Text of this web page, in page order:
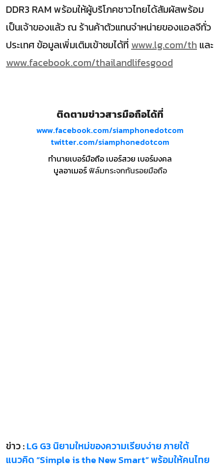
DDR3 RAM พร้อมให้ผู้บริโภคชาวไทยได้สัมผัสพร้อม
เป็นเจ้าของแล้ว ณ ร้านค้าตัวแทนจำหน่ายของแอลจีทั่ว
ประเทศ ข้อมูลเพิ่มเติมเข้าชมได้ที่www.lg.com/th และ
www.facebook.com/thailandlifesgood
ติดตามข่าวสารมือถือได้ที่
www.facebook.com/siamphonedotcom
twitter.com/siamphonedotcom
ทำนายเบอร์มือถือ เบอร์สวย เบอร์มงคล
บูลอาเมอร์ฟิล์มกระจกกันรอยมือถือ
ข่าว :LG G3 นิยามใหม่ของความเรียบง่าย ภายใต้
แนวคิด “Simple is the New Smart” พร้อมให้คนไทย